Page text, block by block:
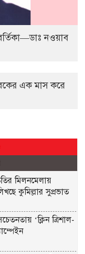
নওয়াব
এক মাস করে
মিলনমেলায়
কুমিল্লার সুপ্রভাত
‘ক্লিন ত্রিশাল-